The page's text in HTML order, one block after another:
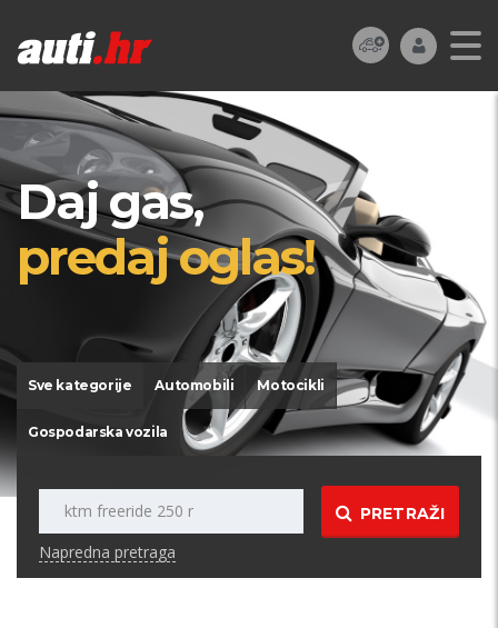
Daj gas,
predaj oglas!
Sve kategorije Automobili Motocikli
Gospodarska vozila
PRETRAŽI
Napredna pretraga